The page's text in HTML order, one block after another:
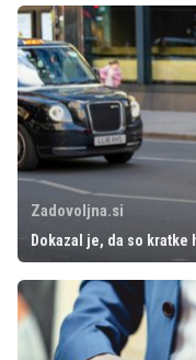
Zadovoljna.si
Dokazal je, da so